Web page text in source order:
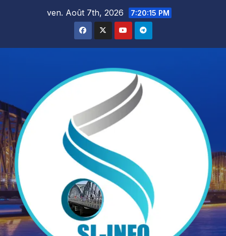
ven. Août 7th, 2026 7:20:16 PM